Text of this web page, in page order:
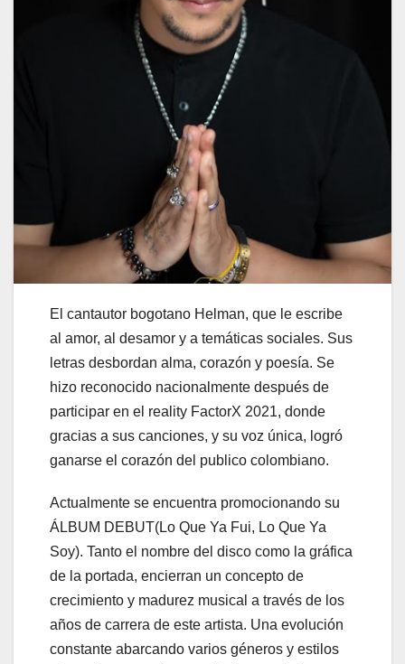
El cantautor bogotano Helman, que le escribe
al amor, al desamor y a temáticas sociales. Sus
letras desbordan alma, corazón y poesía. Se
hizo reconocido nacionalmente después de
participar en el reality FactorX 2021, donde
gracias a sus canciones, y su voz única, logró
ganarse el corazón del publico colombiano.
Actualmente se encuentra promocionando su
ÁLBUM DEBUT(Lo Que Ya Fui, Lo Que Ya
Soy). Tanto el nombre del disco como la gráfica
de la portada, encierran un concepto de
crecimiento y madurez musical a través de los
años de carrera de este artista. Una evolución
constante abarcando varios géneros y estilos